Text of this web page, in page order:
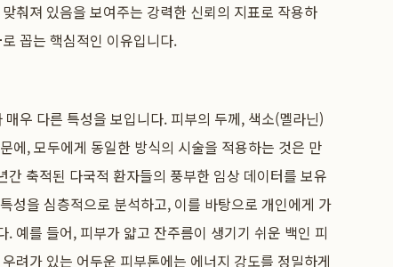
춰져 있음을 보여주는 강력한 신뢰의 지표로 작용하
로 꼽는 핵심적인 이유입니다.
우 다른 특성을 보입니다. 피부의 두께, 색소(멜라닌)
에, 모두에게 동일한 방식의 시술을 적용하는 것은 만
간 축적된 다국적 환자들의 풍부한 임상 데이터를 보유
성을 심층적으로 분석하고, 이를 바탕으로 개인에게 가
예를 들어, 피부가 얇고 잔주름이 생기기 쉬운 백인 피
려가 있는 어두운 피부톤에는 에너지 강도를 정밀하게